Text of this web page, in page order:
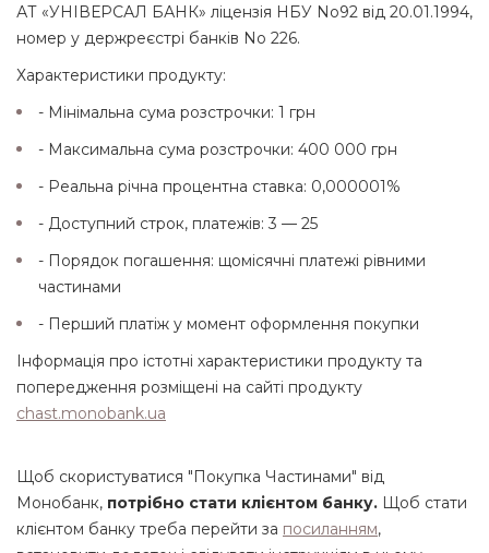
АТ «УНІВЕРСАЛ БАНК» ліцензія НБУ No92 від 20.01.1994,
номер у держреєстрі банків No 226.
Характеристики продукту:
- Мінімальна сума розстрочки: 1 грн
- Максимальна сума розстрочки: 400 000 грн
- Реальна річна процентна ставка: 0,000001%
- Доступний строк, платежів: 3 — 25
- Порядок погашення: щомісячні платежі рівними
частинами
- Перший платіж у момент оформлення покупки
Інформація про істотні характеристики продукту та
попередження розміщені на сайті продукту
chast.monobank.ua
Щоб скористуватися "Покупка Частинами" від
Монобанк, потрібно стати клієнтом банку. Щоб стати
клієнтом банку треба перейти за посиланням,